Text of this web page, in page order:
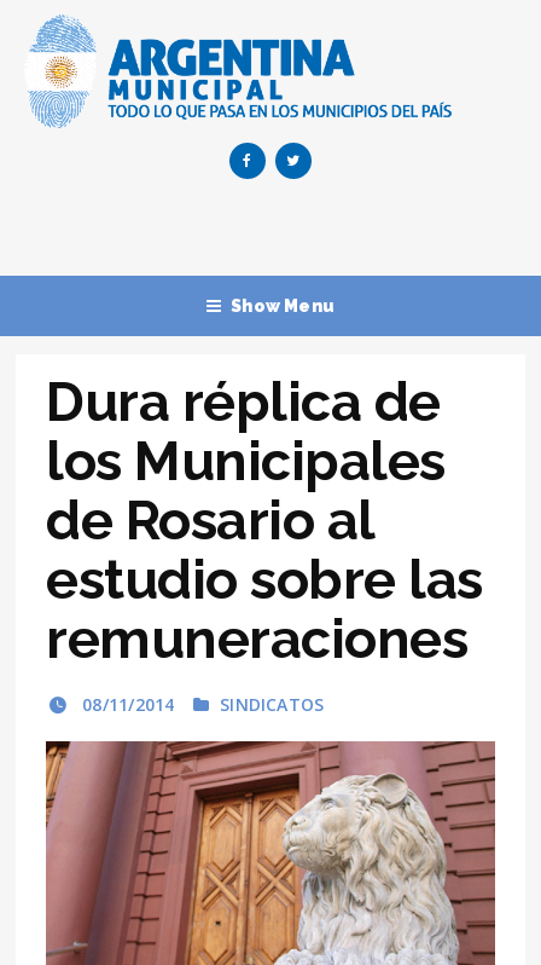
Show Menu
Dura réplica de
los Municipales
de Rosario al
estudio sobre las
remuneraciones
08/11/2014 SINDICATOS